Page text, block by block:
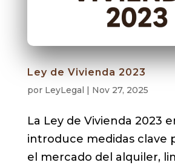
Ley de Vivienda 2023
por LeyLegal Nov 27, 2025
La Ley de Vivienda 2023
introduce medidas clave
el mercado del alquiler,